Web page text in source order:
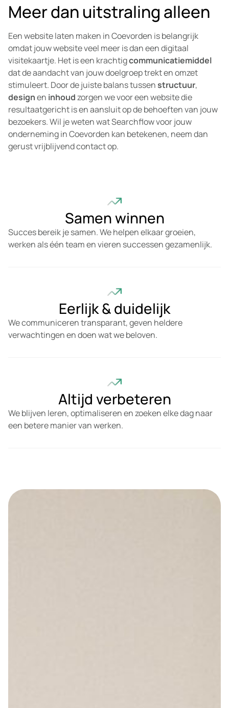
Meer dan uitstraling alleen
Een website laten maken in Coevorden is belangrijk
omdat jouw website veel meer is dan een digitaal
visitekaartje. Het is een krachtigcommunicatiemiddel
dat de aandacht van jouw doelgroep trekt en omzet
stimuleert. Door de juiste balans tussenstructuur,
designen inhoudzorgen we voor een website die
resultaatgericht is en aansluit op de behoeften van jouw
bezoekers. Wil je weten wat Searchflow voor jouw
onderneming in Coevorden kan betekenen, neem dan
gerust vrijblijvend contact op.
Samen winnen
Succes bereik je samen. We helpen elkaar groeien,
werken als één team en vieren successen gezamenlijk.
Eerlijk & duidelijk
We communiceren transparant, geven heldere
verwachtingen en doen wat we beloven.
Altijd verbeteren
We blijven leren, optimaliseren en zoeken elke dag naar
een betere manier van werken.